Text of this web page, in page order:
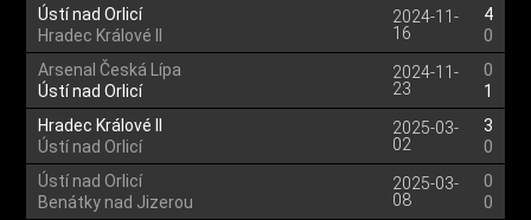
Ústí nad Orlicí
Hradec Králové II
2024-11-
16
4
0
Arsenal Česká Lípa
Ústí nad Orlicí
2024-11-
23
0
1
Hradec Králové II
Ústí nad Orlicí
2025-03-
02
3
0
Ústí nad Orlicí
Benátky nad Jizerou
2025-03-
08
0
0